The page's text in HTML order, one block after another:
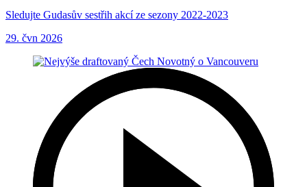
Sledujte Gudasův sestřih akcí ze sezony 2022-2023
29. čvn 2026